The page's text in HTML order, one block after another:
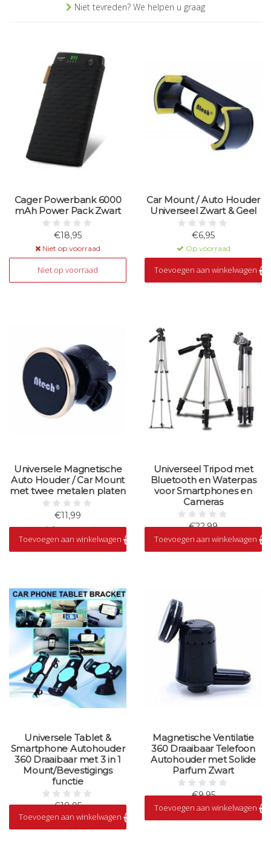
Niet tevreden? We helpen u graag
Cager Powerbank 6000
mAh Power Pack Zwart
€18,95
Niet op voorraad
Niet op voorraad
Car Mount / Auto Houder
Universeel Zwart & Geel
€6,95
Op voorraad
Toevoegen aan winkelwagen
Universele Magnetische
Auto Houder / Car Mount
met twee metalen platen
€11,99
Op voorraad
Toevoegen aan winkelwagen
Universeel Tripod met
Bluetooth en Waterpas
voor Smartphones en
Cameras
€22,99
Op voorraad
Toevoegen aan winkelwagen
Universele Tablet &
Smartphone Autohouder
360 Draaibaar met 3 in 1
Mount/Bevestigings
functie
€18,95
Op voorraad
Toevoegen aan winkelwagen
Magnetische Ventilatie
360 Draaibaar Telefoon
Autohouder met Solide
Parfum Zwart
€9,95
Op voorraad
Toevoegen aan winkelwagen